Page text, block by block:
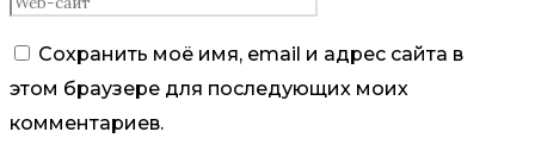
Сохранить моё имя, email и адрес сайта в
этом браузере для последующих моих
комментариев.